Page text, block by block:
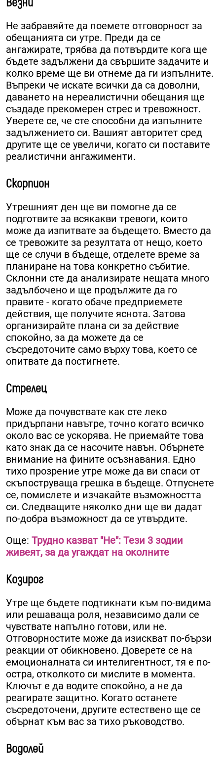
Не забравяйте да поемете отговорност за
обещанията си утре. Преди да се
ангажирате, трябва да потвърдите кога ще
бъдете задължени да свършите задачите и
колко време ще ви отнеме да ги изпълните.
Въпреки че искате всички да са доволни,
даването на нереалистични обещания ще
създаде прекомерен стрес и тревожност.
Уверете се, че сте способни да изпълните
задължението си. Вашият авторитет сред
другите ще се увеличи, когато си поставите
реалистични ангажименти.
Скорпион
Утрешният ден ще ви помогне да се
подготвите за всякакви тревоги, които
може да изпитвате за бъдещето. Вместо да
се тревожите за резултата от нещо, което
ще се случи в бъдеще, отделете време за
планиране на това конкретно събитие.
Склонни сте да анализирате нещата много
задълбочено и ще продължите да го
правите - когато обаче предприемете
действия, ще получите яснота. Затова
организирайте плана си за действие
спокойно, за да можете да се
съсредоточите само върху това, което се
опитвате да постигнете.
Стрелец
Може да почувствате как сте леко
придърпани навътре, точно когато всичко
около вас се ускорява. Не приемайте това
като знак да се насочите навън. Обърнете
внимание на фините осъзнавания. Едно
тихо прозрение утре може да ви спаси от
скъпоструваща грешка в бъдеще. Отпуснете
се, помислете и изчакайте възможността
си. Следващите няколко дни ще ви дадат
по-добра възможност да се утвърдите.
Още: Трудно казват "Не": Тези 3 зодии
живеят, за да угаждат на околните
Козирог
Утре ще бъдете подтикнати към по-видима
или решаваща роля, независимо дали се
чувствате напълно готови, или не.
Отговорностите може да изискват по-бързи
реакции от обикновено. Доверете се на
емоционалната си интелигентност, тя е по-
остра, отколкото си мислите в момента.
Ключът е да водите спокойно, а не да
реагирате защитно. Когато останете
съсредоточени, другите естествено ще се
обърнат към вас за тихо ръководство.
Водолей